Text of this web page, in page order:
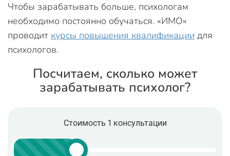
Чтобы зарабатывать больше, психологам
необходимо постоянно обучаться. «ИМО»
проводит курсы повышения квалификации для
психологов.
Посчитаем, сколько может
зарабатывать психолог?
Стоимость 1 консультации